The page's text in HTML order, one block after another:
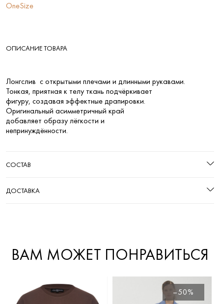
OneSize
ОПИСАНИЕ ТОВАРА
Лонгслив с открытыми плечами и длинными рукавами.
Тонкая, приятная к телу ткань подчёркивает
фигуру, создавая эффектные драпировки.
Оригинальный асимметричный край
добавляет образу лёгкости и
непринуждённости.
СОСТАВ
ДОСТАВКА
ВАМ МОЖЕТ ПОНРАВИТЬСЯ
–50%